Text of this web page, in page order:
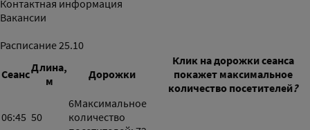
Контактная информация
Вакансии
Расписание25.10
СеансДлина,
м
Дорожки
Клик на дорожки сеанса
покажет максимальное
количество посетителей?
06:45 50
6Максимальное
количество